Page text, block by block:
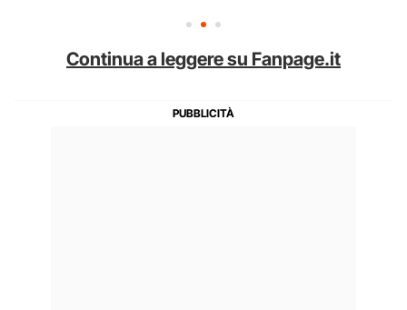
Continua a leggere su Fanpage.it